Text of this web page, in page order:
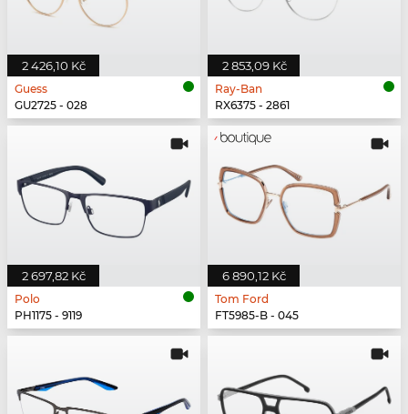
2 426,10 Kč
Guess
GU2725 - 028
2 853,09 Kč
Ray-Ban
RX6375 - 2861
2 697,82 Kč
Polo
PH1175 - 9119
6 890,12 Kč
Tom Ford
FT5985-B - 045